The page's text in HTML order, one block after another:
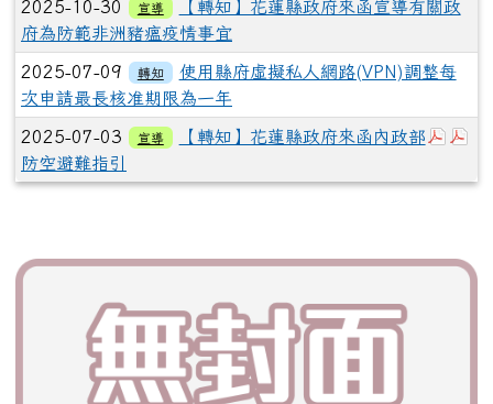
2025-10-30 宣導
【轉知】花蓮縣政府來函宣導有關政
府為防範非洲豬瘟疫情事宜
2025-07-09 轉知
使用縣府虛擬私人網路(VPN)調整每
次申請最長核准期限為一年
下載
2025-07-03 宣導
【轉知】花蓮縣政府來函內政部
防空避難指引